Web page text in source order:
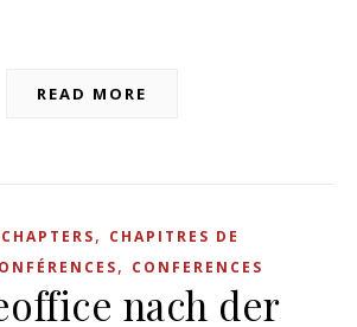
READ MORE
, CHAPITRES DE
, CONFERENCES
nach der